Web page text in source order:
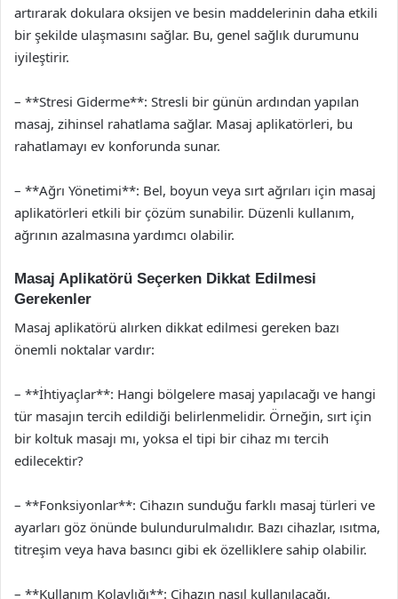
artırarak dokulara oksijen ve besin maddelerinin daha etkili
bir şekilde ulaşmasını sağlar. Bu, genel sağlık durumunu
iyileştirir.
– **Stresi Giderme**: Stresli bir günün ardından yapılan
masaj, zihinsel rahatlama sağlar. Masaj aplikatörleri, bu
rahatlamayı ev konforunda sunar.
– **Ağrı Yönetimi**: Bel, boyun veya sırt ağrıları için masaj
aplikatörleri etkili bir çözüm sunabilir. Düzenli kullanım,
ağrının azalmasına yardımcı olabilir.
Masaj Aplikatörü Seçerken Dikkat Edilmesi
Gerekenler
Masaj aplikatörü alırken dikkat edilmesi gereken bazı
önemli noktalar vardır:
– **İhtiyaçlar**: Hangi bölgelere masaj yapılacağı ve hangi
tür masajın tercih edildiği belirlenmelidir. Örneğin, sırt için
bir koltuk masajı mı, yoksa el tipi bir cihaz mı tercih
edilecektir?
– **Fonksiyonlar**: Cihazın sunduğu farklı masaj türleri ve
ayarları göz önünde bulundurulmalıdır. Bazı cihazlar, ısıtma,
titreşim veya hava basıncı gibi ek özelliklere sahip olabilir.
– **Kullanım Kolaylığı**: Cihazın nasıl kullanılacağı,